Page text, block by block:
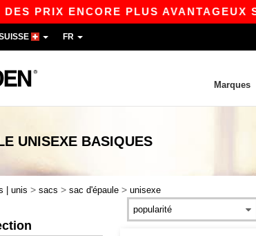
ENCORE PLUS AVANTAGEUX SUR
FR
Marques
UNISEXE BASIQUES
| unis > sacs > sac d'épaule > unisexe